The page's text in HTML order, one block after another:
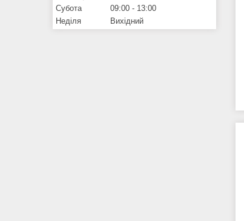
Субота
09:00
13:00
Неділя
Вихідний